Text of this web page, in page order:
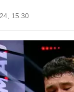
15:30